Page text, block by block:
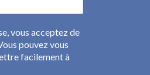
vous acceptez de
pouvez vous
facilement à